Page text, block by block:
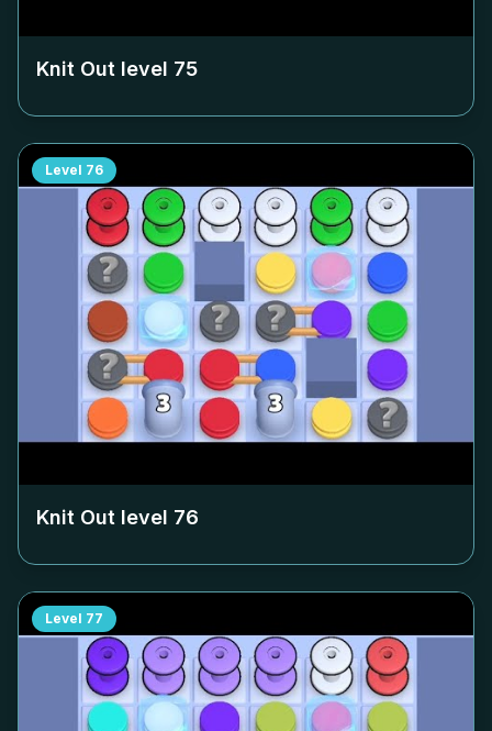
Knit Out level 75
Level 76
Knit Out level 76
Level 77